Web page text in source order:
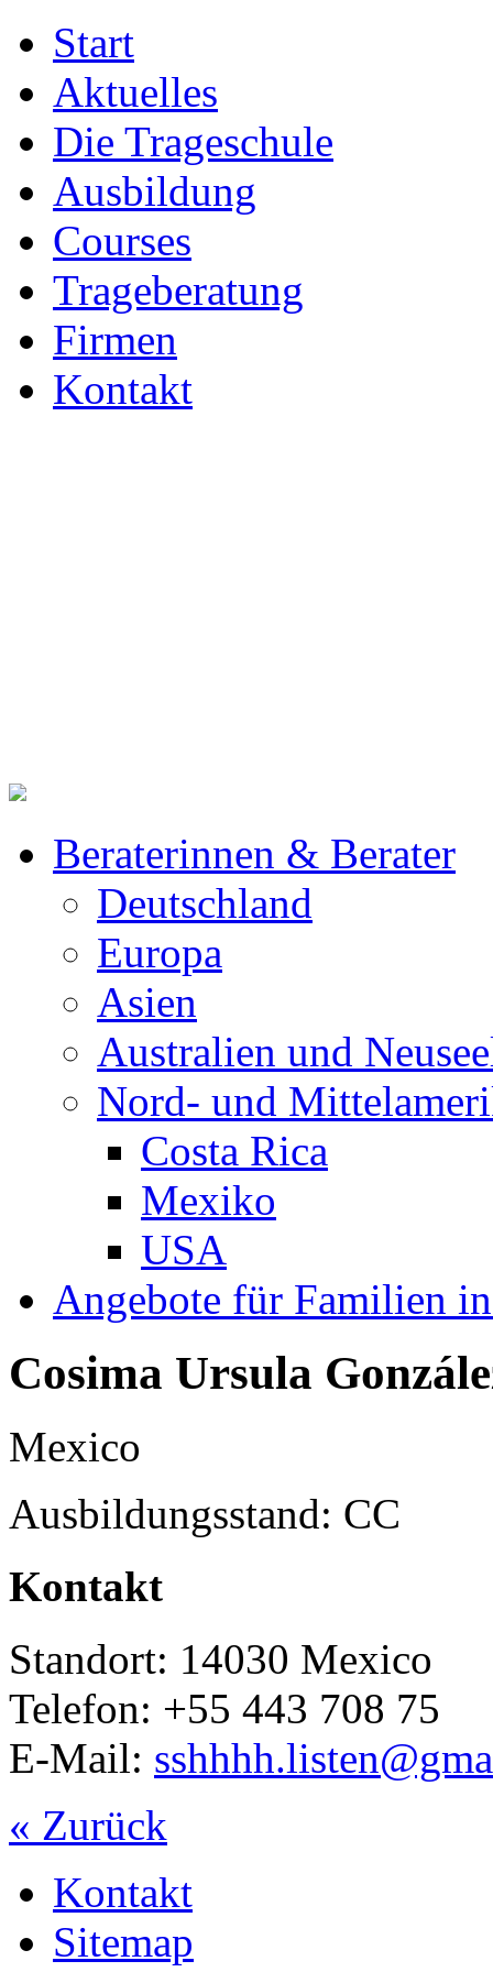
Start
Aktuelles
Die Trageschule
Ausbildung
Courses
Trageberatung
Firmen
Kontakt
Beraterinnen & Berater
Deutschland
Europa
Asien
Australien und
Nord- und
Costa Rica
Mexiko
USA
Angebote für Familien
Cosima Ursula
Mexico
Ausbildungsstand: CC
Kontakt
Standort: 14030 Mexico
Telefon: +55 443 708 75
E-Mail:
« Zurück
Kontakt
Sitemap